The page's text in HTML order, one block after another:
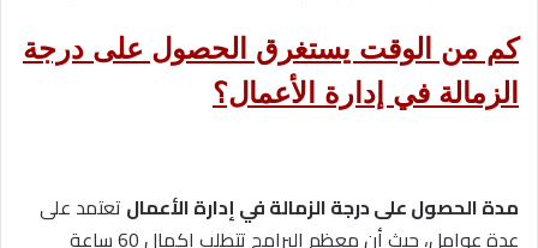
كم من الوقت يستغرق الحصول على درجة
الزمالة في إدارة الأعمال؟
مدة الحصول على درجة الزمالة في إدارة الأعمال تعتمد على
عدة عوامل، حيث أن معظم البرامج تتطلب إكمال 60 ساعة